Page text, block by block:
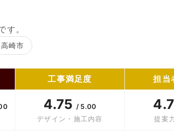
す。
高崎市
工事満足度
4.75 / 5.00
デザイン・施工内容
担当
提案